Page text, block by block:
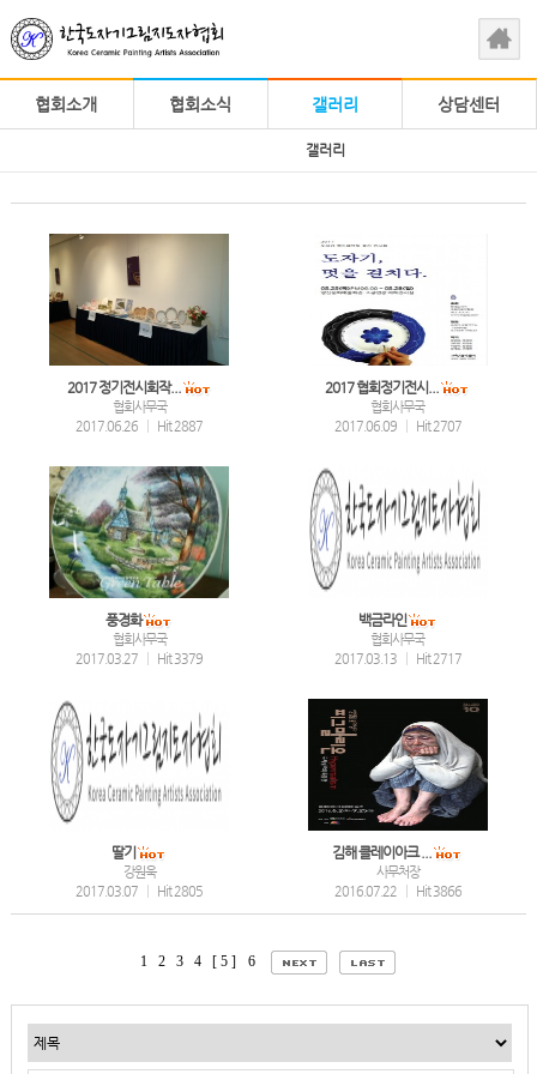
협회소개 협회소식 갤러리 상담센터
갤러리
2017 정기전시회작...
협회사무국
2017.06.26
Hit 2887
2017 협회정기전시...
협회사무국
2017.06.09
Hit 2707
풍경화
협회사무국
2017.03.27
Hit 3379
백금라인
협회사무국
2017.03.13
Hit 2717
딸기
강원욱
2017.03.07
Hit 2805
김해 클레이아크 ...
사무처장
2016.07.22
Hit 3866
1 2 3 4 [ 5 ] 6